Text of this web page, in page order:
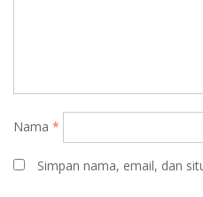
Nama *
Simpan nama, email, dan